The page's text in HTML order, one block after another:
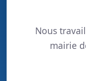
Nous
mairie